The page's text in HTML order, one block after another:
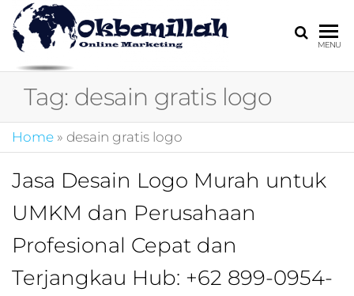
HARGA
MIRING
4.0,jasa digital
kotler,performance
marketing,kotler
digital,marketing
digital social
MENU
Tag: desain gratis logo
Home » desain gratis logo
Jasa Desain Logo Murah untuk
UMKM dan Perusahaan
Profesional Cepat dan
Terjangkau Hub: +62 899-0954-